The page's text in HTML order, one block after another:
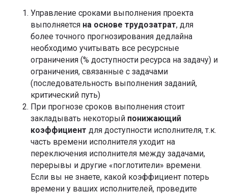
Управление сроками выполнения проекта
выполняется на основе трудозатрат, для
более точного прогнозирования дедлайна
необходимо учитывать все ресурсные
ограничения (% доступности ресурса на задачу) и
ограничения, связанные с задачами
(последовательность выполнения заданий,
критический путь)
При прогнозе сроков выполнения стоит
закладывать некоторый понижающий
коэффициент для доступности исполнителя, т.к.
часть времени исполнителя уходит на
переключения исполнителя между задачами,
перерывы и другие «поглотители» времени.
Если вы не знаете, какой коэффициент потерь
времени у ваших исполнителей, проведите